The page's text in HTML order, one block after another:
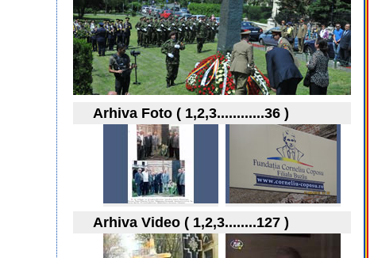
Arhiva Foto ( 1,2,3............36 )
Arhiva Video ( 1,2,3........127 )